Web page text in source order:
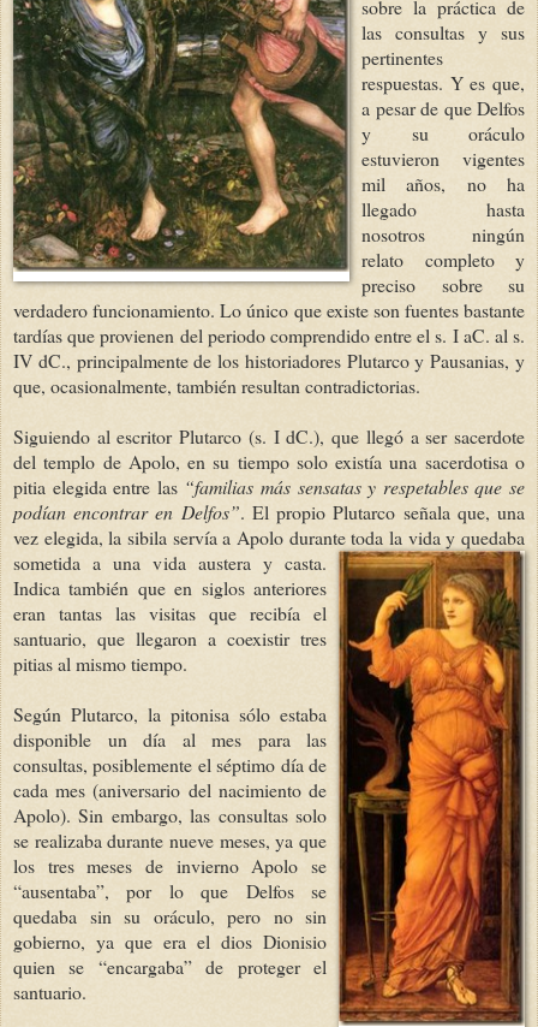
sobre la práctica de
las consultas y sus
pertinentes
respuestas. Y es que,
a pesar de que Delfos
y su oráculo
estuvieron vigentes
mil años, no ha
llegado hasta
nosotros ningún
relato completo y
preciso sobre su
verdadero funcionamiento. Lo único que existe son fuentes bastante
tardías que provienen del periodo comprendido entre el s. I aC. al s.
IV dC., principalmente de los historiadores Plutarco y Pausanias, y
que, ocasionalmente, también resultan contradictorias.
Siguiendo al escritor Plutarco (s. I dC.), que llegó a ser sacerdote
del templo de Apolo, en su tiempo solo existía una sacerdotisa o
pitia elegida entre las “familias más sensatas y respetables que se
podían encontrar en Delfos”. El propio Plutarco señala que, una
vez elegida, la sibila servía a Apolo durante toda la vida y quedaba
sometida a una vida austera y casta.
Indica también que en siglos anteriores
eran tantas las visitas que recibía el
santuario, que llegaron a coexistir tres
pitias al mismo tiempo.
Según Plutarco, la pitonisa sólo estaba
disponible un día al mes para las
consultas, posiblemente el séptimo día de
cada mes (aniversario del nacimiento de
Apolo). Sin embargo, las consultas solo
se realizaba durante nueve meses, ya que
los tres meses de invierno Apolo se
“ausentaba”, por lo que Delfos se
quedaba sin su oráculo, pero no sin
gobierno, ya que era el dios Dionisio
quien se “encargaba” de proteger el
santuario.